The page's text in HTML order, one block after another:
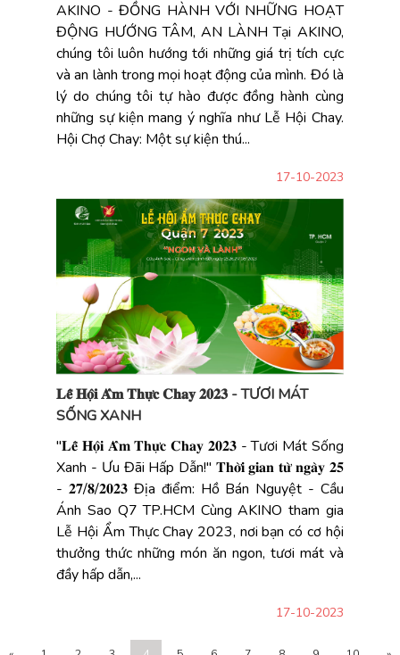
AKINO - ĐỒNG HÀNH VỚI NHỮNG HOẠT
ĐỘNG HƯỚNG TÂM, AN LÀNH Tại AKINO,
chúng tôi luôn hướng tới những giá trị tích cực
và an lành trong mọi hoạt động của mình. Đó là
lý do chúng tôi tự hào được đồng hành cùng
những sự kiện mang ý nghĩa như Lễ Hội Chay.
Hội Chợ Chay: Một sự kiện thú...
17-10-2023
𝐋𝐞̂̃ 𝐇𝐨̣̂𝐢 𝐀̂̉𝐦 𝐓𝐡𝐮̛̣𝐜 𝐂𝐡𝐚𝐲 𝟐𝟎𝟐𝟑 - TƯƠI MÁT
SỐNG XANH
"𝐋𝐞̂̃ 𝐇𝐨̣̂𝐢 𝐀̂̉𝐦 𝐓𝐡𝐮̛̣𝐜 𝐂𝐡𝐚𝐲 𝟐𝟎𝟐𝟑 - Tươi Mát Sống
Xanh - Ưu Đãi Hấp Dẫn!" 𝐓𝐡𝐨̛̀𝐢 𝐠𝐢𝐚𝐧 𝐭𝐮̛̀ 𝐧𝐠𝐚̀𝐲 𝟐𝟓
- 𝟐𝟕/𝟖/𝟐𝟎𝟐𝟑 Địa điểm: Hồ Bán Nguyệt - Cầu
Ánh Sao Q7 TP.HCM Cùng AKINO tham gia
Lễ Hội Ẩm Thực Chay 2023, nơi bạn có cơ hội
thưởng thức những món ăn ngon, tươi mát và
đầy hấp dẫn,...
17-10-2023